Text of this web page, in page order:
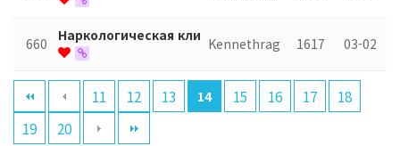
660 Наркологическая кли Kennethrag 1617 03-02
11 12 13 14 15 16 17
18
19
20